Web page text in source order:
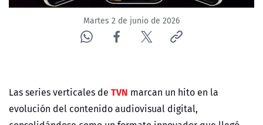
CANAL DE DENUNCIAS
ÁREA DE PROYECTOS
Martes 2 de junio de 2026
Las series verticales de TVN marcan un hito en la
evolución del contenido audiovisual digital,